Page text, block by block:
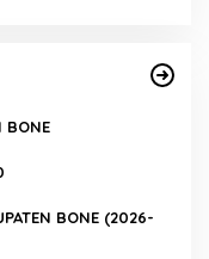
BONE
BONE (2026-